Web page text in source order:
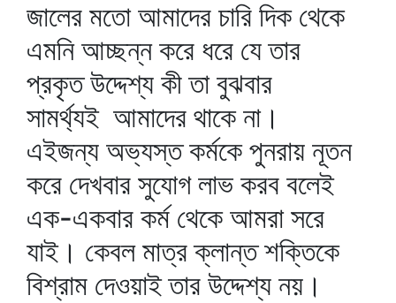
জালের মতো আমাদের চারি দিক থেকে
এমনি আচ্ছন্ন করে ধরে যে তার
প্রকৃত উদ্দেশ্য কী তা বুঝবার
সামর্থ্যই আমাদের থাকে না।
এইজন্য অভ্যস্ত কর্মকে পুনরায় নূতন
করে দেখবার সুযোগ লাভ করব বলেই
এক-একবার কর্ম থেকে আমরা সরে
যাই। কেবল মাত্র ক্লান্ত শক্তিকে
বিশ্রাম দেওয়াই তার উদ্দেশ্য নয়।